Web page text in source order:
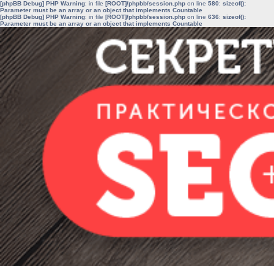
[phpBB Debug] PHP Warning: in file [ROOT]/phpbb/session.php on line 580: sizeof():
Parameter must be an array or an object that implements Countable
[phpBB Debug] PHP Warning: in file [ROOT]/phpbb/session.php on line 636: sizeof():
Parameter must be an array or an object that implements Countable